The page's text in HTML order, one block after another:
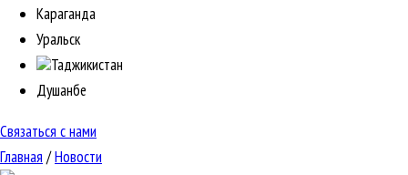
Караганда
Уральск
Таджикистан
Душанбе
Связаться с нами
Главная /Новости